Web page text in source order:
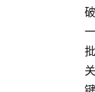
破
一
批
关